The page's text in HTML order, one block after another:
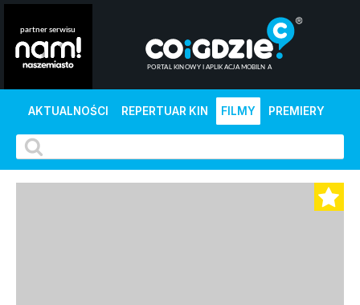
AKTUALNOŚCI REPERTUAR KIN FILMY PREMIERY